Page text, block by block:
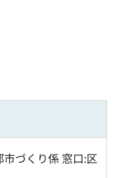
づくり係 窓口:区